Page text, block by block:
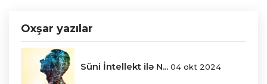
Oxşar yazılar
Süni İntellekt ilə N... 04 okt 2024